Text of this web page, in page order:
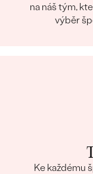
na náš tým,
výběr
Ke každému